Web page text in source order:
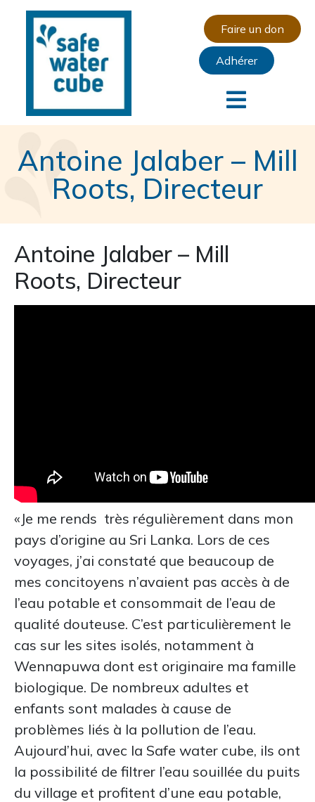
Faire un don
Adhérer
Antoine Jalaber – Mill
Roots, Directeur
Antoine Jalaber – Mill
Roots, Directeur
«Je me rends très régulièrement dans mon
pays d’origine au Sri Lanka. Lors de ces
voyages, j’ai constaté que beaucoup de
mes concitoyens n’avaient pas accès à de
l’eau potable et consommait de l’eau de
qualité douteuse. C’est particulièrement le
cas sur les sites isolés, notamment à
Wennapuwa dont est originaire ma famille
biologique. De nombreux adultes et
enfants sont malades à cause de
problèmes liés à la pollution de l’eau.
Aujourd’hui, avec la Safe water cube, ils ont
la possibilité de filtrer l’eau souillée du puits
du village et profitent d’une eau potable,